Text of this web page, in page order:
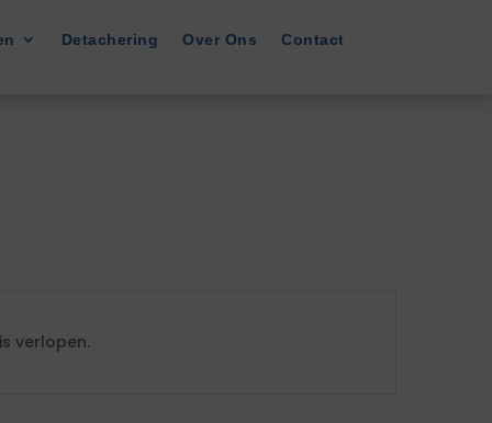
Detachering Over Ons Contact
verlopen.